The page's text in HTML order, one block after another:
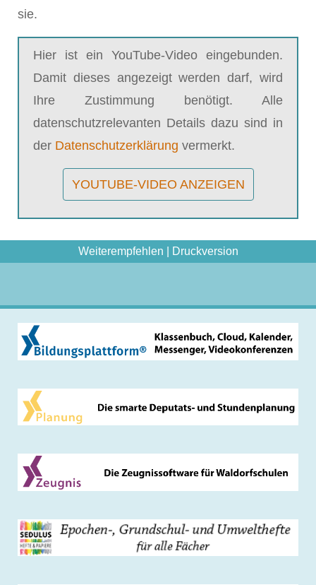
sie.
Hier ist ein YouTube-Video eingebunden.
Damit dieses angezeigt werden darf, wird
Ihre Zustimmung benötigt. Alle
datenschutzrelevanten Details dazu sind in
der Datenschutzerklärung vermerkt.
YOUTUBE-VIDEO ANZEIGEN
Weiterempfehlen Druckversion